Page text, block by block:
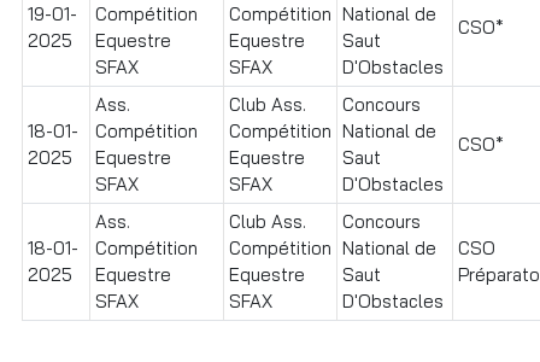
19-01-
2025
Compétition
Equestre
SFAX
Compétition
Equestre
SFAX
National de
Saut
D'Obstacles
CSO*
18-01-
2025
Ass.
Compétition
Equestre
SFAX
Club Ass.
Compétition
Equestre
SFAX
Concours
National de
Saut
D'Obstacles
CSO*
18-01-
2025
Ass.
Compétition
Equestre
SFAX
Club Ass.
Compétition
Equestre
SFAX
Concours
National de
Saut
D'Obstacles
CSO